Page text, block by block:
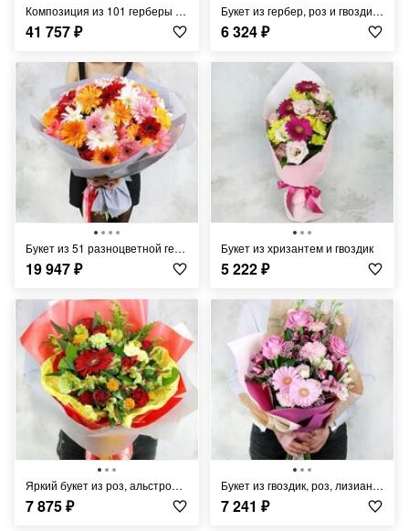
Композиция из 101 герберы в плетеной корзине
41 757₽
Букет из гербер, роз и гвоздик в упаковке
6 324₽
Букет из 51 разноцветной герберы
19 947₽
Букет из хризантем и гвоздик
5 222₽
Яркий букет из роз, альстромерий и герберы
7 875₽
Букет из гвоздик, роз, лизиантусов и альстромерий
7 241 ₽